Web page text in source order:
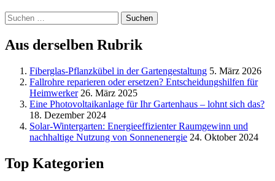
Suchen
nach:
Aus derselben Rubrik
Fiberglas-Pflanzkübel in der Gartengestaltung 5. März 2026
Fallrohre reparieren oder ersetzen? Entscheidungshilfen für
Heimwerker 26. März 2025
Eine Photovoltaikanlage für Ihr Gartenhaus – lohnt sich das?
18. Dezember 2024
Solar-Wintergarten: Energieeffizienter Raumgewinn und
nachhaltige Nutzung von Sonnenenergie 24. Oktober 2024
Top Kategorien